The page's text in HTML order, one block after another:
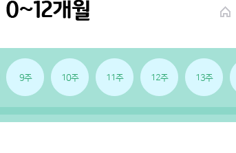
9주 10주 11주 12주 13주